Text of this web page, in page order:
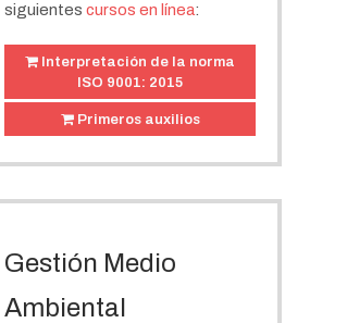
siguientes cursos en línea:
Interpretación de la norma
ISO 9001: 2015
Primeros auxilios
Gestión Medio
Ambiental